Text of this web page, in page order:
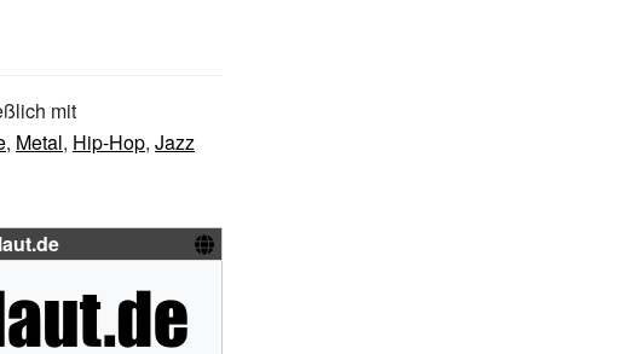
mit
, Metal, Hip-Hop, Jazz
laut.de